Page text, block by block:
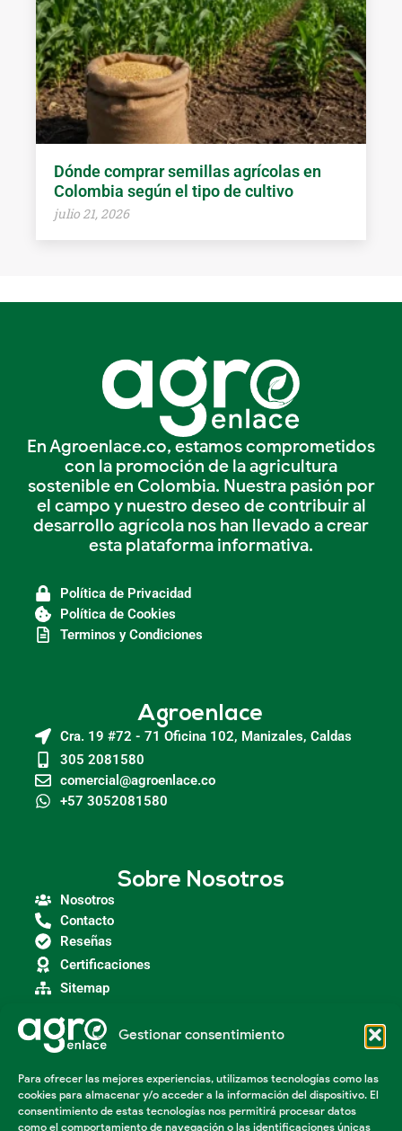
Gestionar consentimiento
Para ofrecer las mejores experiencias, utilizamos tecnologías como las
cookies para almacenar y/o acceder a la información del dispositivo. El
consentimiento de estas tecnologías nos permitirá procesar datos
como el comportamiento de navegación o las identificaciones únicas
Dónde comprar semillas agrícolas en
Colombia según el tipo de cultivo
julio 21, 2026
En Agroenlace.co, estamos comprometidos
con la promoción de la agricultura
sostenible en Colombia. Nuestra pasión por
el campo y nuestro deseo de contribuir al
desarrollo agrícola nos han llevado a crear
esta plataforma informativa.
Política de Privacidad
Política de Cookies
Terminos y Condiciones
Agroenlace
Cra. 19 #72 - 71 Oficina 102, Manizales, Caldas
305 2081580
comercial@agroenlace.co
+57 3052081580
Sobre Nosotros
Nosotros
Contacto
Reseñas
Certificaciones
Sitemap
Agroindustria
Insumos Agrícolas